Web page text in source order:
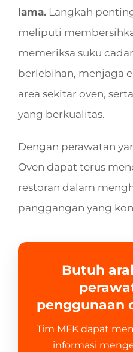
lama.Langkah
meliputi
memeriksa suku
berlebihan, menjaga
area sekitar oven,
yang berkualitas.
Dengan perawatan
Oven dapat terus
restoran dalam
panggangan yang
Butuh
penggunaan
Tim MFK dapat
informasi